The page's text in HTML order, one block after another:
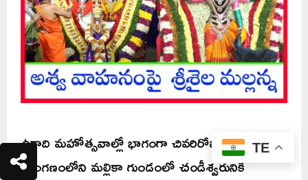
ఉగాది మహోత్సవాల్లో భాగంగా చివరిరోజు ఆలయ
ప్రాంగణంలోని మల్లికా గుండంలో చండీశ్వరునికి
TE